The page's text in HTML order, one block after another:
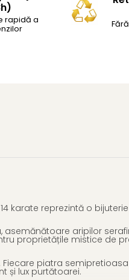
rapidă a
karate reprezintă o
asemănătoare aripilor
proprietățile mistice de
piatra
și lux purtătoarei.